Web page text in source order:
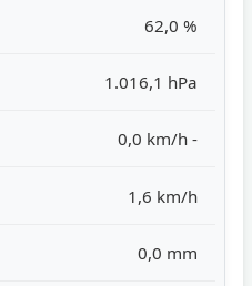
62,0 %
1.016,1 hPa
0,0 km/h -
1,6 km/h
0,0 mm